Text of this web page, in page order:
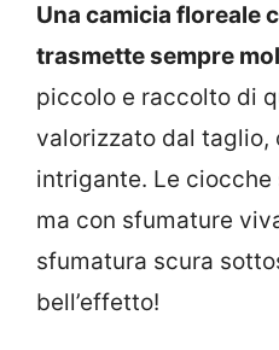
Una camicia floreale
trasmette sempre
piccolo e raccolto di
valorizzato dal taglio,
intrigante. Le
ma con sfumature
sfumatura scura
bell’effetto!